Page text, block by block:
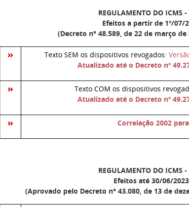
REGULAMENTO DO ICMS
Efeitos a partir de 1º/07/
(Decreto n° 48.589, de 22 de março de
Texto SEM os dispositivos revogados:
Atualizado até o Decreto nº
Texto COM os dispositivos
Atualizado até o Decreto nº
Correlação 2002
REGULAMENTO DO ICMS
Efeitos até 30/06/2023
(Aprovado pelo Decreto n° 43.080, de 13 de